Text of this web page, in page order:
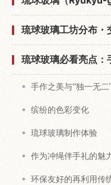
琉球玻璃工坊分布・
琉球玻璃必看亮点：
手作之美与“独一无二
缤纷的色彩变化
琉球玻璃制作体验
作为冲绳伴手礼的魅
环保友好的再利用传